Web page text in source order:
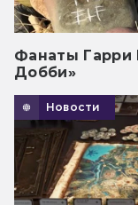
Фанаты Гарри
Добби»
Новости